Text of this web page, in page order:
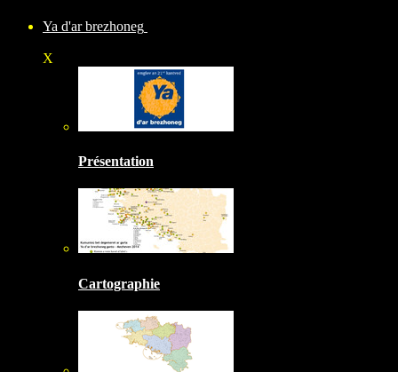
Ya d'ar brezhoneg
X
Présentation
Cartographie